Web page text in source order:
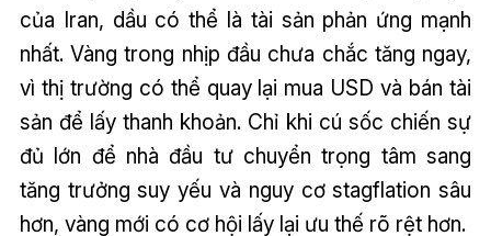
của Iran, dầu có thể là tài sản phản ứng mạnh
nhất. Vàng trong nhịp đầu chưa chắc tăng ngay,
vì thị trường có thể quay lại mua USD và bán tài
sản để lấy thanh khoản. Chỉ khi cú sốc chiến sự
đủ lớn để nhà đầu tư chuyển trọng tâm sang
tăng trưởng suy yếu và nguy cơ stagflation sâu
hơn, vàng mới có cơ hội lấy lại ưu thế rõ rệt hơn.